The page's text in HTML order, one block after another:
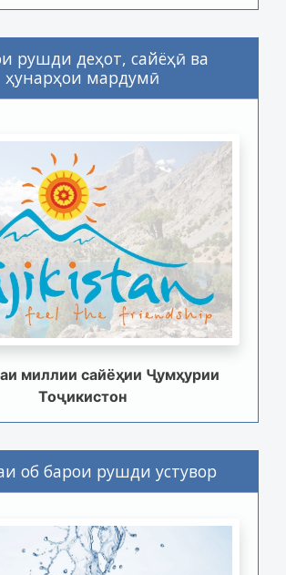
рушди деҳот, сайёҳӣ ва
ҳунарҳои мардумӣ
миллии сайёҳии Ҷумҳурии
Тоҷикистон
об барои рушди устувор